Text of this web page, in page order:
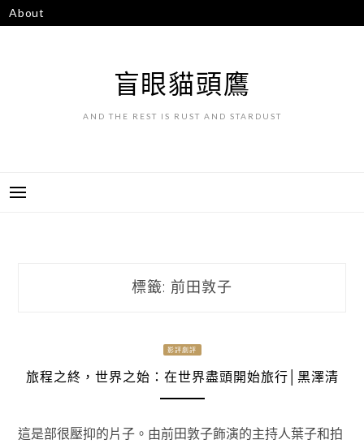
跳
至
About
盲眼貓頭鷹
AND THE REST IS RUST AND STARDUST
標籤: 前田敦子
影評劇評
旅程之終，世界之始：在世界盡頭開始旅行│黑澤清
這是部很壓抑的片子。由前田敦子飾演的主持人葉子和拍